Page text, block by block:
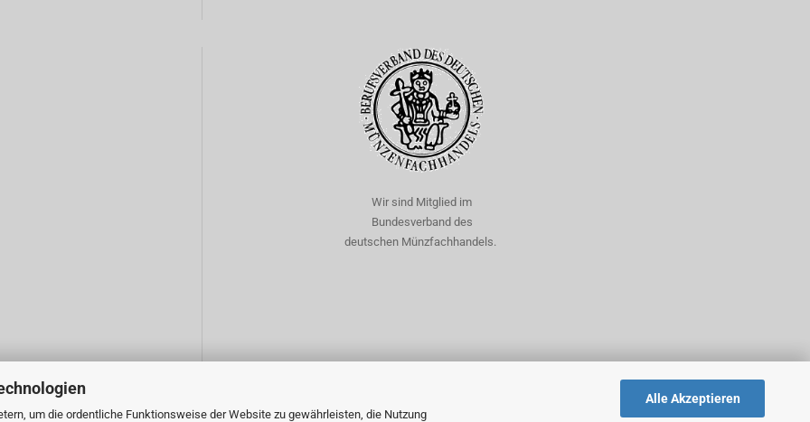
um die ordentliche Funktionsweise der Website zu gewährleisten, die Nutzung
Alle Akzeptieren
Wir sind Mitglied im
Bundesverband des
deutschen Münzfachhandels.